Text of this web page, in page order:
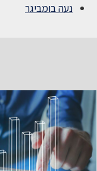
נעה בומביגר